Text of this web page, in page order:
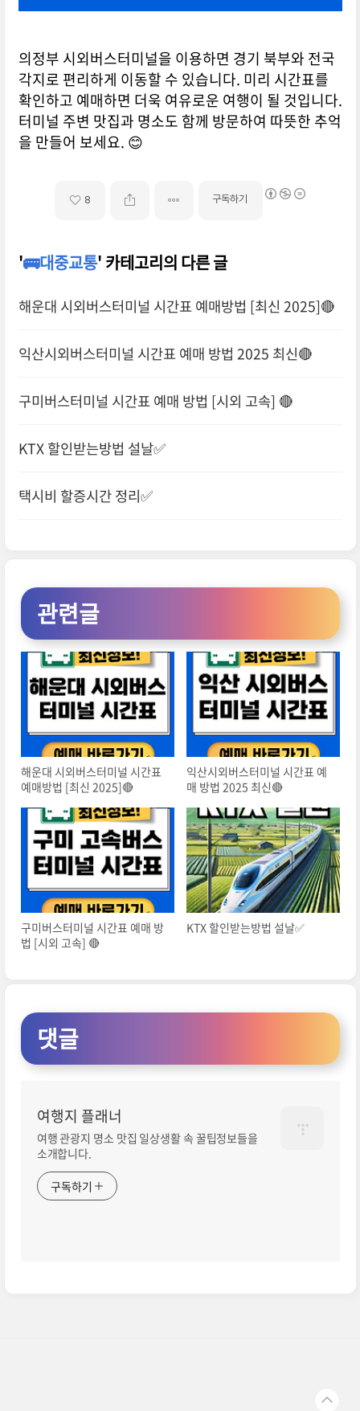
의정부 시외버스터미널을 이용하면 경기 북부와 전국
각지로 편리하게 이동할 수 있습니다. 미리 시간표를
확인하고 예매하면 더욱 여유로운 여행이 될 것입니다.
터미널 주변 맛집과 명소도 함께 방문하여 따뜻한 추억
을 만들어 보세요. 😊
8 구독하기
'🚌대중교통' 카테고리의 다른 글
해운대 시외버스터미널 시간표 예매방법 [최신 2025]🔴
익산시외버스터미널 시간표 예매 방법 2025 최신🔴
구미버스터미널 시간표 예매 방법 [시외 고속] 🔴
KTX 할인받는방법 설날✅
택시비 할증시간 정리✅
관련글
해운대 시외버스터미널 시간표
예매방법 [최신 2025]🔴
익산시외버스터미널 시간표 예
매 방법 2025 최신🔴
구미버스터미널 시간표 예매 방
법 [시외 고속] 🔴
KTX 할인받는방법 설날✅
댓글
여행지 플래너
여행 관광지 명소 맛집 일상생활 속 꿀팁정보들을
소개합니다.
구독하기